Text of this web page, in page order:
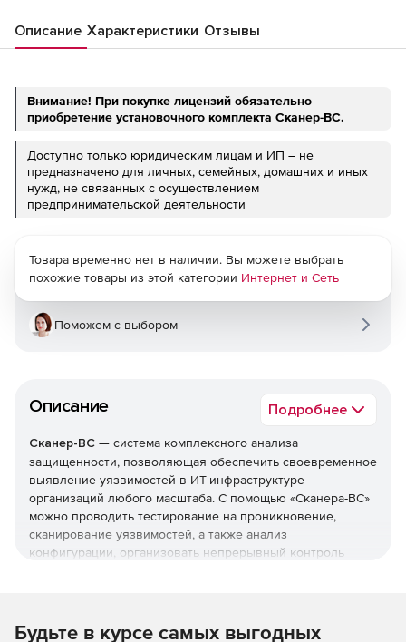
Описание Характеристики Отзывы
Внимание! При покупке лицензий обязательно
приобретение установочного комплекта Сканер-ВС.
Доступно только юридическим лицам и ИП – не
предназначено для личных, семейных, домашних и иных
нужд, не связанных с осуществлением
предпринимательской деятельности
Описание Подробнее
Сканер-ВС — система комплексного анализа
защищенности, позволяющая обеспечить своевременное
выявление уязвимостей в ИТ-инфраструктуре
организаций любого масштаба. С помощью «Сканера-ВС»
можно проводить тестирование на проникновение,
сканирование уязвимостей, а также анализ
конфигурации, организовать непрерывный контроль
Товара временно нет в наличии. Вы можете выбрать
похожие товары из этой категории Интернет и Сеть
Поможем с выбором
Будьте в курсе самых выгодных